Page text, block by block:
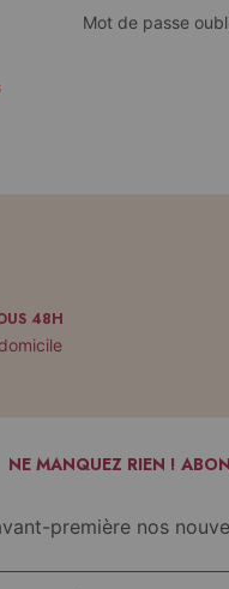
Mot de passe
48H
NE MANQUEZ RIEN !
première nos